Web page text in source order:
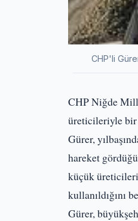
CHP'li
CHP Niğde
üreticileriyle bir
Gürer,
hareket
küçük
kullanıldığını
Gürer,